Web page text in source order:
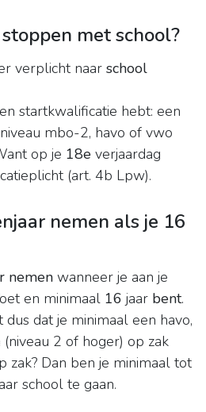
met school?
verplicht naar school
startkwalificatie hebt: een
mbo-2, havo of vwo
op je 18e verjaardag
(art. 4b Lpw).
nemen als je 16
nemen wanneer je aan je
en minimaal 16 jaar bent.
dat je minimaal een havo,
2 of hoger) op zak
zak? Dan ben je minimaal tot
school te gaan.